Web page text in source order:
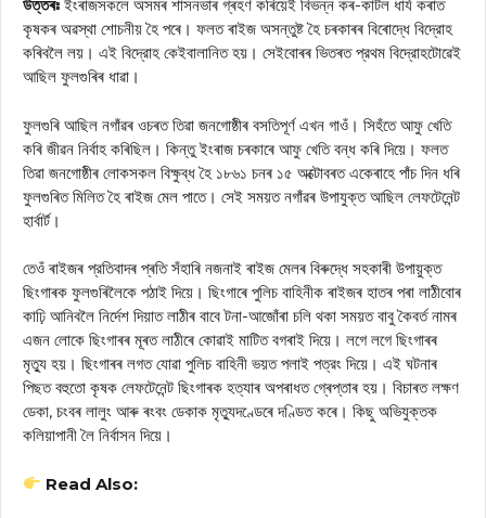
উত্তৰঃ ইংৰাজসকলে অসমৰ শাসনভাৰ গ্ৰহণ কৰিয়েই বিভন্ন কৰ-কাটল ধাৰ্য কৰাত
কৃষকৰ অৱস্থা শোচনীয় হৈ পৰে। ফলত ৰাইজ অসন্তুষ্ট হৈ চৰকাৰৰ বিৰোদ্ধে বিদ্রোহ
কৰিবলৈ লয়। এই বিদ্রোহ কেইবালানিত হয়। সেইবোৰৰ ভিতৰত প্রথম বিদ্রোহটোৱেই
আছিল ফুলগুৰিৰ ধাৱা।
ফুলগুৰি আছিল নগাঁৱৰ ওচৰত তিৱা জনগোষ্ঠীৰ বসতিপূর্ণ এখন গাওঁ। সিহঁতে আফু খেতি
কৰি জীৱন নির্বাহ কৰিছিল। কিন্তু ইংৰাজ চৰকাৰে আফু খেতি বন্ধ কৰি দিয়ে। ফলত
তিৱা জনগোষ্ঠীৰ লোকসকল বিক্ষুব্ধ হৈ ১৮৬১ চনৰ ১৫ অক্টোবৰত একেৰাহে পাঁচ দিন ধৰি
ফুলগুৰিত মিলিত হৈ ৰাইজ মেল পাতে। সেই সময়ত নগাঁৱৰ উপাযুক্ত আছিল লেফটেনেন্ট
হার্বার্ট।
তেওঁ ৰাইজৰ প্রতিবাদৰ প্ৰতি সঁহাৰি নজনাই ৰাইজ মেলৰ বিৰুদ্ধে সহকাৰী উপায়ুক্ত
ছিংগাৰক ফুলগুৰিলৈকে পঠাই দিয়ে। ছিংগাৰে পুলিচ বাহিনীক ৰাইজৰ হাতৰ পৰা লাঠীবোৰ
কাঢ়ি আনিবলৈ নির্দেশ দিয়াত লাঠীৰ বাবে টনা-আজোঁৰা চলি থকা সময়ত বাবু কৈবর্ত নামৰ
এজন লোকে ছিংগাৰৰ মূৰত লাঠীৰে কোৱাই মাটিত বগৰাই দিয়ে। লগে লগে ছিংগাৰৰ
মৃত্যু হয়। ছিংগাৰৰ লগত যোৱা পুলিচ বাহিনী ভয়ত পলাই পত্রং দিয়ে। এই ঘটনাৰ
পিছত বহুতো কৃষক লেফটেনেন্ট ছিংগাৰক হত্যাৰ অপৰাধত গ্ৰেপ্তাৰ হয়। বিচাৰত লক্ষণ
ডেকা, চংবৰ লালুং আৰু ৰংবং ডেকাক মৃত্যুদণ্ডেৰে দণ্ডিত কৰে। কিছু অভিযুক্তক
কলিয়াপানী লৈ নির্বাসন দিয়ে।
Read Also: